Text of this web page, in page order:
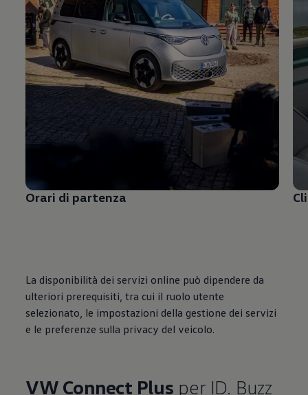
Orari di partenza
La disponibilità dei servizi online può dipendere da
ulteriori prerequisiti, tra cui il ruolo utente
selezionato, le impostazioni della gestione dei servizi
e le preferenze sulla privacy del veicolo.
VW Connect Plus per ID. Buzz